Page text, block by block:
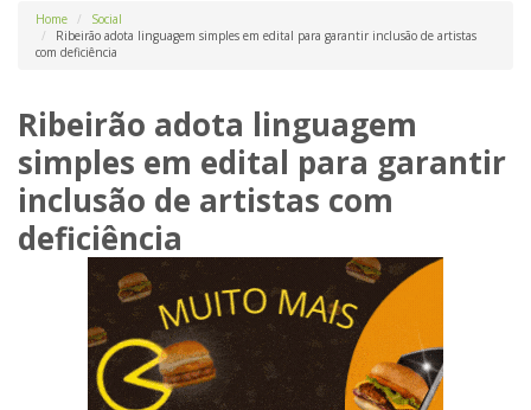
Home
Social
Ribeirão adota linguagem simples em edital para garantir inclusão de artistas
com deficiência
Ribeirão adota linguagem
simples em edital para garantir
inclusão de artistas com
deficiência